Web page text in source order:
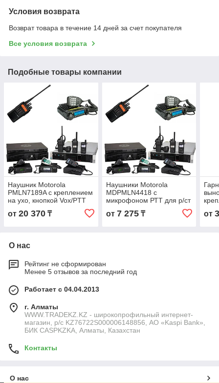
Условия возврата
Возврат товара в течение 14 дней за счет покупателя
Все условия возврата
Подобные товары компании
Наушник Motorola
PMLN7189A с креплением
на ухо, кнопкой Vox/PTT
для р/ст SL1600/1400
от 20 370 ₸
Наушники Motorola
MDPMLN4418 с
микрофоном РТТ для р/ст
GP1/3/6/1280 Motorola
от 7 275₸ от
О нас
Рейтинг не сформирован
Менее 5 отзывов за последний год
Работает с 04.04.2013
г. Алматы
WWW.TRADEKZ.KZ - широкопрофильный интернет-
магазин, р/с KZ76722S000006148856, АО «Kaspi Bank»,
БИК CASPKZKA, Алматы, Казахстан
Контакты
О нас